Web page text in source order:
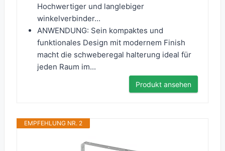
Hochwertiger und langlebiger
winkelverbinder...
ANWENDUNG: Sein kompaktes und
funktionales Design mit modernem Finish
macht die schweberegal halterung ideal für
jeden Raum im...
Produkt ansehen
EMPFEHLUNG NR. 2